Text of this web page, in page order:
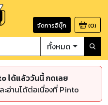
จัดการอีบุ๊ก (0)
ทั้งหมด
ได้แล้ววันนี้ กดเลย
อ่านได้ต่อเนื่องที่ Pinto